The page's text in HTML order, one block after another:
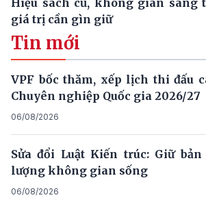
Hiệu sách cũ, không gian sáng
giá trị cần gìn giữ
Tin mới
VPF bốc thăm, xếp lịch thi đấu
Chuyên nghiệp Quốc gia 2026/27
06/08/2026
Sửa đổi Luật Kiến trúc: Giữ
lượng không gian sống
06/08/2026